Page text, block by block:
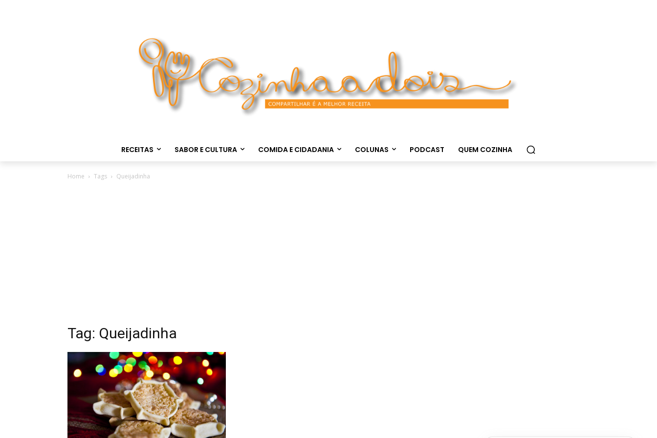
RECEITAS SABOR E CULTURA COMIDA E CIDADANIA COLUNAS PODCAST QUEM COZINHA
Home Tags Queijadinha
Tag: Queijadinha